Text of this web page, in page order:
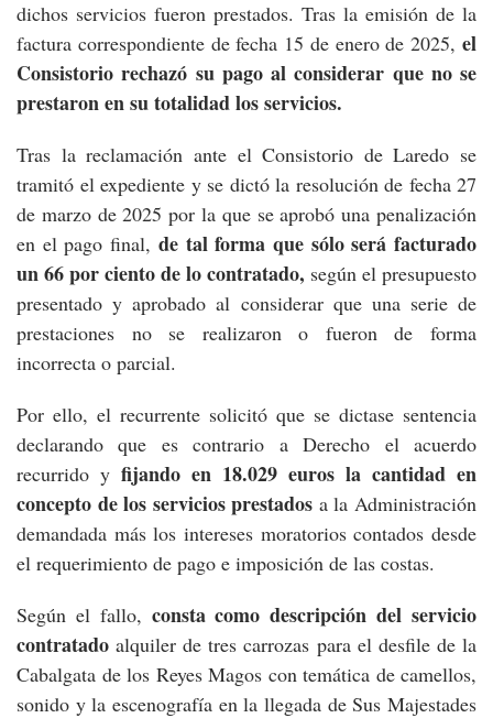
dichos servicios fueron prestados. Tras la emisión de la
factura correspondiente de fecha 15 de enero de 2025, el
Consistorio rechazó su pago al considerar que no se
prestaron en su totalidad los servicios.
Tras la reclamación ante el Consistorio de Laredo se
tramitó el expediente y se dictó la resolución de fecha 27
de marzo de 2025 por la que se aprobó una penalización
en el pago final, de tal forma que sólo será facturado
un 66 por ciento de lo contratado, según el presupuesto
presentado y aprobado al considerar que una serie de
prestaciones no se realizaron o fueron de forma
incorrecta o parcial.
Por ello, el recurrente solicitó que se dictase sentencia
declarando que es contrario a Derecho el acuerdo
recurrido y fijando en 18.029 euros la cantidad en
concepto de los servicios prestados a la Administración
demandada más los intereses moratorios contados desde
el requerimiento de pago e imposición de las costas.
Según el fallo, consta como descripción del servicio
contratado alquiler de tres carrozas para el desfile de la
Cabalgata de los Reyes Magos con temática de camellos,
sonido y la escenografía en la llegada de Sus Majestades